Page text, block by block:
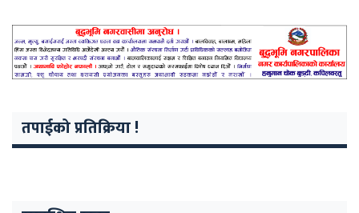
तपाईको प्रतिक्रिया !